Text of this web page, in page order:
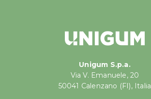
Unigum S.p.a.
Via V. Emanuele, 20
50041 Calenzano (FI), Italia